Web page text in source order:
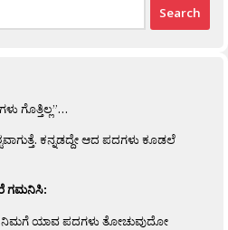
ಗೊತ್ತಿಲ್ಲ”…
ಕನ್ನಡದ್ದೇ ಆದ ಪದಗಳು ಕೂಡಲೆ
ಗಮನಿಸಿ:
ಯಾವ ಪದಗಳು ತೋಚುವುದೋ